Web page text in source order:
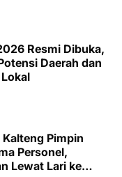
Resmi Dibuka,
Daerah dan
Pimpin
Personel,
Lewat Lari ke